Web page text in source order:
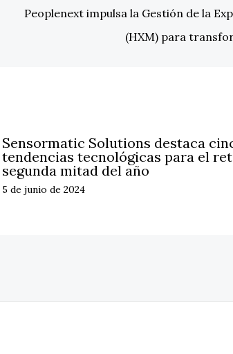
Peoplenext impulsa la Gestión de la
(HXM) para
Sensormatic Solutions destaca
tendencias tecnológicas para el
segunda mitad del año
5 de junio de 2024